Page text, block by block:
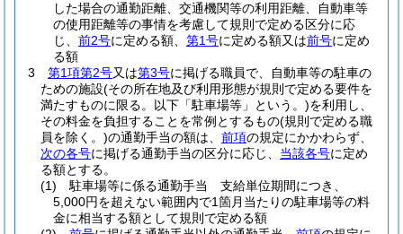
した場合の通勤距離、交通機関等の利用距離、自動車等
の使用距離等の事情を考慮して規則で定める区分に応
じ、 前2号に定める額、 第1号に定める額又は前号に定め
る額
3
第1項第2号又は第3号に掲げる職員で、自動車等の駐車の
ための施設(その所在地及び利用形態が規則で定める要件を
満たすものに限る。以下「駐車場等」という。)を利用し、
その料金を負担することを常例とするもの(規則で定める職
員を除く。)の通勤手当の額は、 前項の規定にかかわらず、
次の各号に掲げる通勤手当の区分に応じ、 当該各号に定め
る額とする。
(1)
駐車場等に係る通勤手当 支給単位期間につき、
5,000円を超えない範囲内で1箇月当たりの駐車場等の料
金に相当する額として規則で定める額